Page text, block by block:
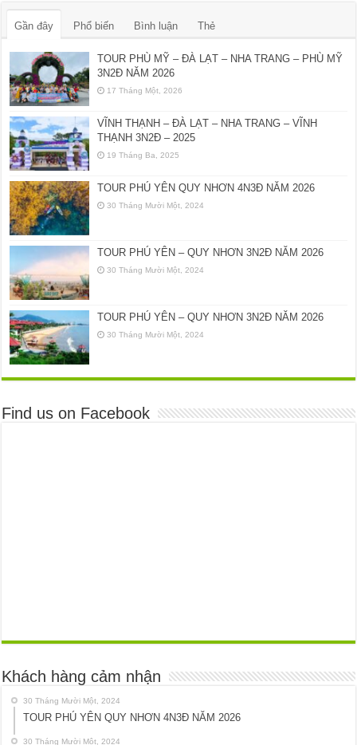
Gần đây Phổ biến Bình luận Thẻ
TOUR PHÙ MỸ – ĐÀ LẠT – NHA TRANG – PHÙ MỸ
3N2Đ NĂM 2026
17 Tháng Một, 2026
VĨNH THẠNH – ĐÀ LẠT – NHA TRANG – VĨNH
THẠNH 3N2Đ – 2025
19 Tháng Ba, 2025
TOUR PHÚ YÊN QUY NHƠN 4N3Đ NĂM 2026
30 Tháng Mười Một, 2024
TOUR PHÚ YÊN – QUY NHƠN 3N2Đ NĂM 2026
30 Tháng Mười Một, 2024
TOUR PHÚ YÊN – QUY NHƠN 3N2Đ NĂM 2026
30 Tháng Mười Một, 2024
Find us on Facebook
Khách hàng cảm nhận
30 Tháng Mười Một, 2024
TOUR PHÚ YÊN QUY NHƠN 4N3Đ NĂM 2026
30 Tháng Mười Một, 2024